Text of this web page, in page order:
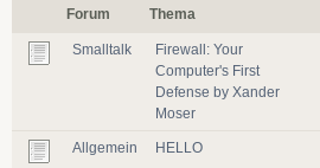
Forum Thema
Smalltalk
Firewall: Your
Computer's First
Defense by Xander
Moser
Allgemein HELLO